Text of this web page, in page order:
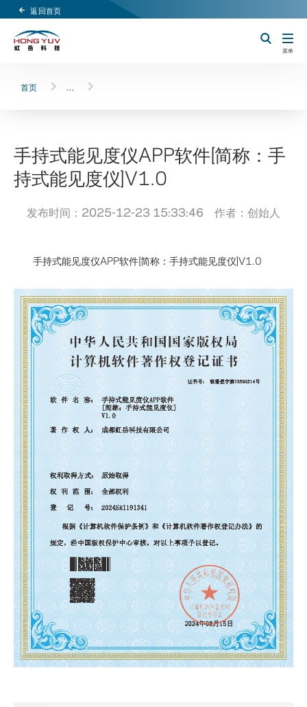
返回首页
Header Logo
切换搜索
菜单
首页 …
手持式能见度仪APP软件[简称：手
持式能见度仪]V1.0
发布时间：2025-12-23 15:33:46 作者：创始人
手持式能见度仪APP软件[简称：手持式能见度仪]V1.0